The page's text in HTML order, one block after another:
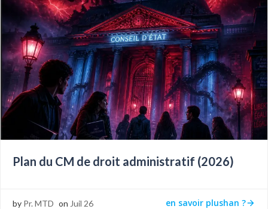
Plan du CM de droit administratif (2026)
by Pr. MTD on Juil 26 en savoir plushan ?